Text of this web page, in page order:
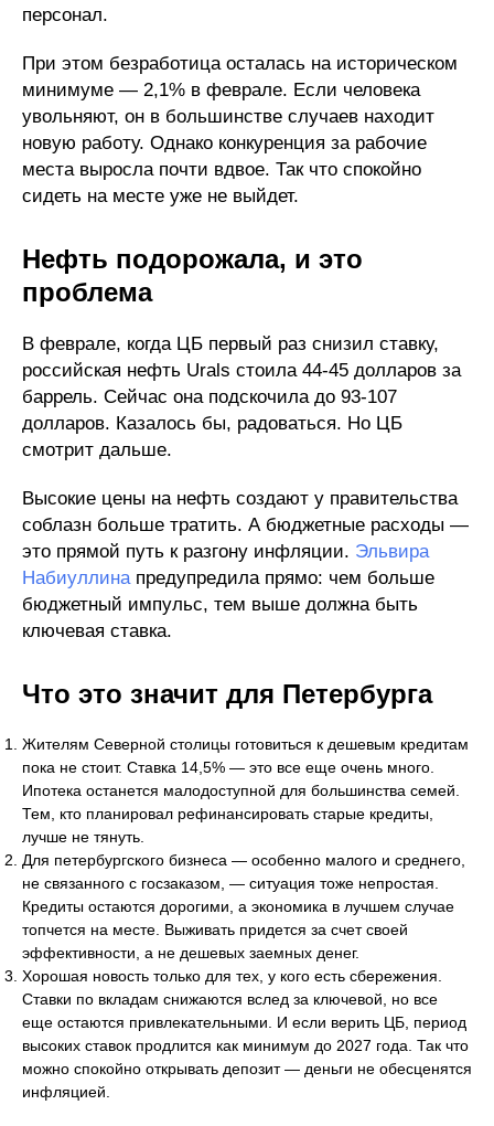
персонал.
При этом безработица осталась на историческом
минимуме — 2,1% в феврале. Если человека
увольняют, он в большинстве случаев находит
новую работу. Однако конкуренция за рабочие
места выросла почти вдвое. Так что спокойно
сидеть на месте уже не выйдет.
Нефть подорожала, и это
проблема
В феврале, когда ЦБ первый раз снизил ставку,
российская нефть Urals стоила 44-45 долларов за
баррель. Сейчас она подскочила до 93-107
долларов. Казалось бы, радоваться. Но ЦБ
смотрит дальше.
Высокие цены на нефть создают у правительства
соблазн больше тратить. А бюджетные расходы —
это прямой путь к разгону инфляции. Эльвира
Набиуллинапредупредила прямо: чем больше
бюджетный импульс, тем выше должна быть
ключевая ставка.
Что это значит для Петербурга
Жителям Северной столицы готовиться к дешевым кредитам
пока не стоит. Ставка 14,5% — это все еще очень много.
Ипотека останется малодоступной для большинства семей.
Тем, кто планировал рефинансировать старые кредиты,
лучше не тянуть.
Для петербургского бизнеса — особенно малого и среднего,
не связанного с госзаказом, — ситуация тоже непростая.
Кредиты остаются дорогими, а экономика в лучшем случае
топчется на месте. Выживать придется за счет своей
эффективности, а не дешевых заемных денег.
Хорошая новость только для тех, у кого есть сбережения.
Ставки по вкладам снижаются вслед за ключевой, но все
еще остаются привлекательными. И если верить ЦБ, период
высоких ставок продлится как минимум до 2027 года. Так что
можно спокойно открывать депозит — деньги не обесценятся
инфляцией.